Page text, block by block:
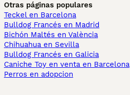
Otras páginas populares
Teckel en Barcelona
Bulldog Francés en Madrid
Bichón Maltés en València
Chihuahua en Sevilla
Bulldog Francés en Galicia
Caniche Toy en venta en Barcelona
Perros en adopcion